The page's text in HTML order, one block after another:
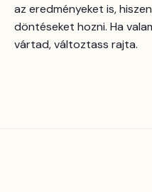
az eredményeket is,
döntéseket hozni. Ha
vártad, változtass rajta.